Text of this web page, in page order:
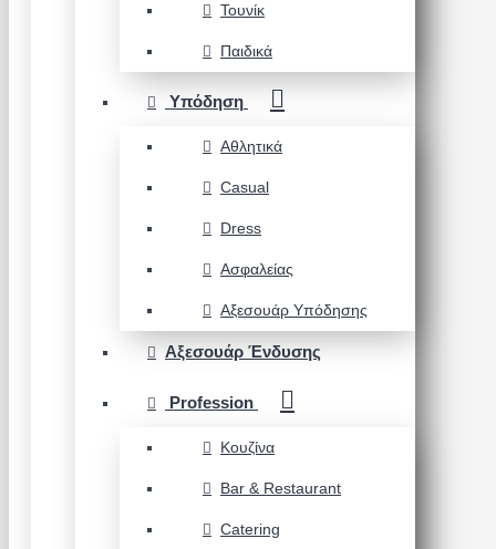
Τουνίκ
Παιδικά
Υπόδηση
Αθλητικά
Casual
Dress
Ασφαλείας
Αξεσουάρ Υπόδησης
Αξεσουάρ Ένδυσης
Profession
Κουζίνα
Bar & Restaurant
Catering